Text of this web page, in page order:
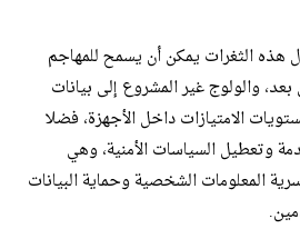
هذه الثغرات يمكن أن يسمح للمهاجم
والولوج غير المشروع إلى بيانات
الامتيازات داخل الأجهزة، فضلا
وتعطيل السياسات الأمنية، وهي
المعلومات الشخصية وحماية البيانات